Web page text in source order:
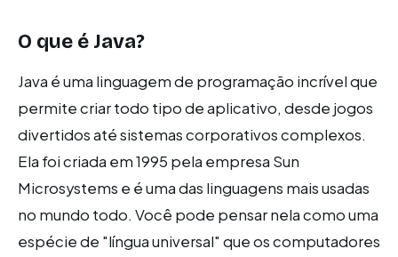
O que é Java?
Java é uma linguagem de programação incrível que
permite criar todo tipo de aplicativo, desde jogos
divertidos até sistemas corporativos complexos.
Ela foi criada em 1995 pela empresa Sun
Microsystems e é uma das linguagens mais usadas
no mundo todo. Você pode pensar nela como uma
espécie de "língua universal" que os computadores